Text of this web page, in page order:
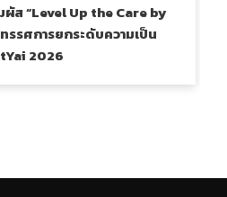
ส “Level Up the Care by
รศการยกระดับความเป็น
2026